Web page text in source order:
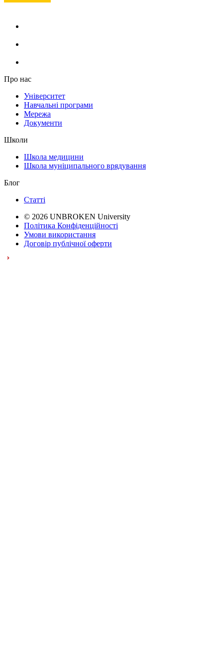
Про нас
Університет
Навчальні програми
Мережа
Документи
Школи
Школа медицини
Школа муніципального врядування
Блог
Статті
© 2026 UNBROKEN University
Політика Конфіденційності
Умови використання
Договір публічної оферти